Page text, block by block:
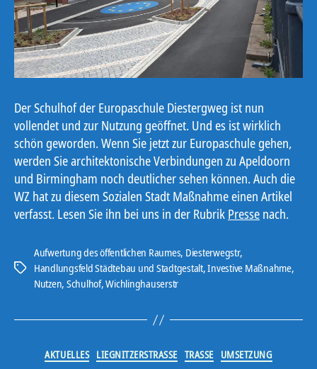
Der Schulhof der Europaschule Diestergweg ist nun
vollendet und zur Nutzung geöffnet. Und es ist wirklich
schön geworden. Wenn Sie jetzt zur Europaschule gehen,
werden Sie architektonische Verbindungen zu Apeldoorn
und Birmingham noch deutlicher sehen können. Auch die
WZ hat zu diesem Sozialen Stadt Maßnahme einen Artikel
verfasst. Lesen Sie ihn bei uns in der Rubrik Presse nach.
Schlagwörter
Aufwertung des öffentlichen Raumes, Diesterwegstr,
Handlungsfeld Städtebau und Stadtgestalt,Investive Maßnahme,
Nutzen, Schulhof,Wichlinghauserstr
Kategorien
AKTUELLES LIEGNITZERSTRASSE TRASSE UMSETZUNG